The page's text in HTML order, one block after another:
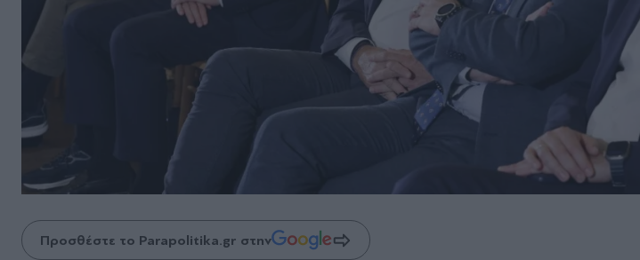
Προσθέστε το Parapolitika.gr στην